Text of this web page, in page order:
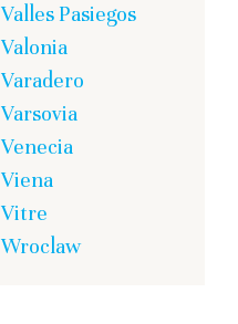
Valles Pasiegos
Valonia
Varadero
Varsovia
Venecia
Viena
Vitre
Wroclaw